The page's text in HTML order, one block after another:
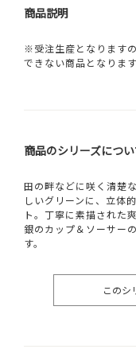
商品説明
※受注生産となります
できない商品となります
商品のシリーズにつ
田の畔などに咲く清楚
しいグリーンに、立体
ト。丁寧に素描された
銀のカップ＆ソーサー
す。
このシ